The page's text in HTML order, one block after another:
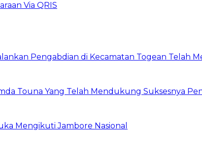
Via QRIS
Pengabdian di Kecamatan Togean Telah
Touna Yang Telah Mendukung Suksesnya
Mengikuti Jambore Nasional